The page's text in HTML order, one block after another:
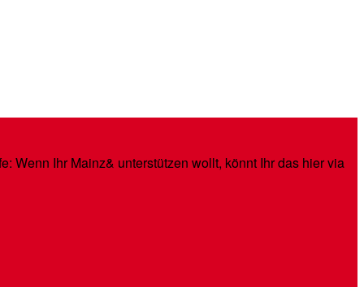
Wenn Ihr Mainz& unterstützen wollt, könnt Ihr das hier via